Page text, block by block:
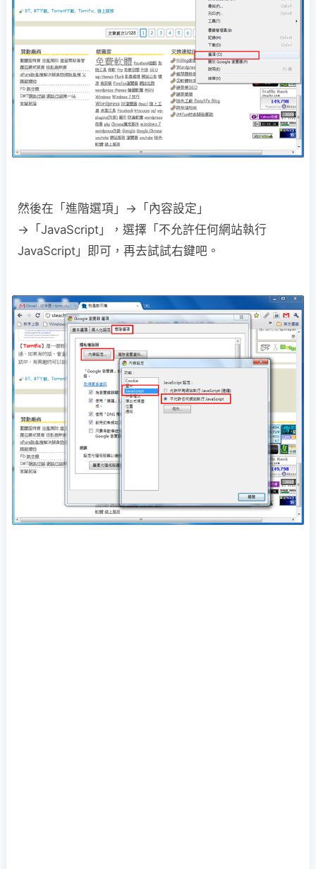
然後在「進階選項」→「內容設定」
→「JavaScript」，選擇「不允許任何網站執行
JavaScript」即可，再去試試右鍵吧。